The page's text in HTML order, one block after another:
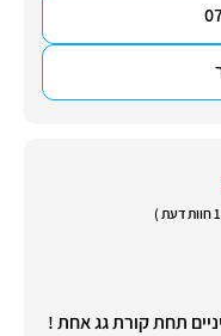
תחת קורת גג אחת !